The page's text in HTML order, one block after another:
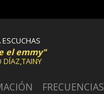
el emmy
DÍAZ,TAINY
FRECUENCIAS